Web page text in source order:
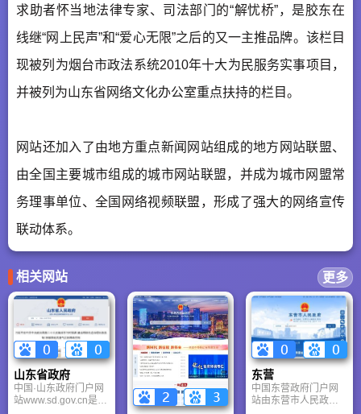
求助者怀当地法律专家、司法部门的“解忧桥”，是胶东在
线继“网上民声”和“爱心无限”之后的又一主推品牌。该栏目
现被列为烟台市政法系统2010年十大为民服务实事项目，
并被列为山东省网络文化办公室重点扶持的栏目。
网站还加入了由地方重点新闻网站组成的地方网站联盟、
由全国主要城市组成的城市网站联盟，并成为城市网盟常
务理事单位、全国网络视频联盟，形成了强大的网络宣传
联动体系。
相关网站 更多
山东省政府
中国·山东政府门户网
站www.sd.gov.cn是山
东营
中国东营政府门户网
站由东营市人民政府